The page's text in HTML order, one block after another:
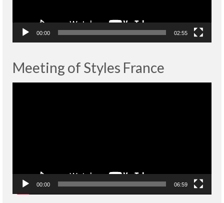
00:00 02:55
Meeting of Styles France
00:00 06:59